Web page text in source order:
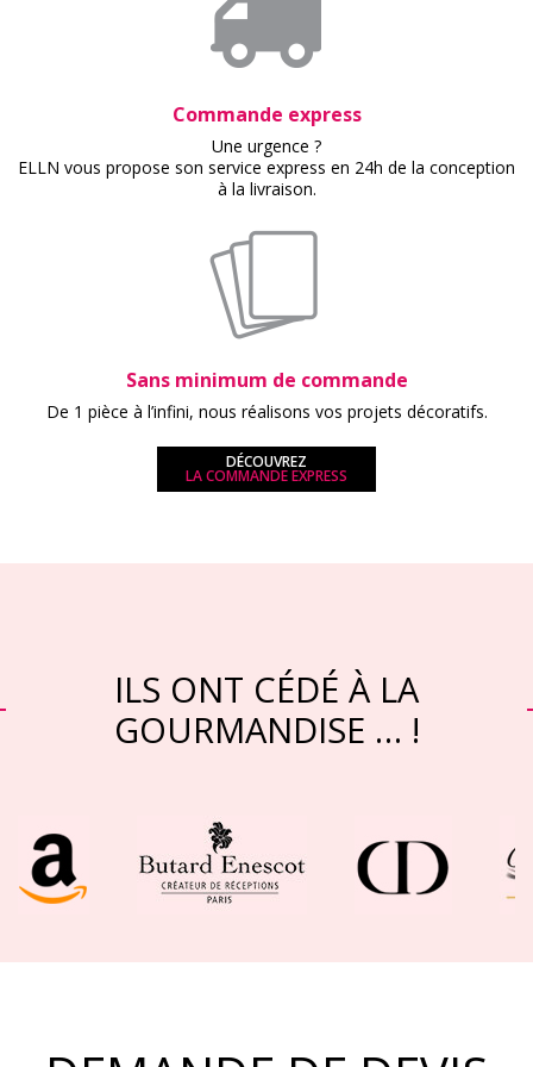
Commande express
Une urgence ?
ELLN vous propose son service express en 24h de la conception
à la livraison.
Sans minimum de commande
De 1 pièce à l’infini, nous réalisons vos projets décoratifs.
DÉCOUVREZ
LA COMMANDE EXPRESS
ILS ONT CÉDÉ À LA
GOURMANDISE … !